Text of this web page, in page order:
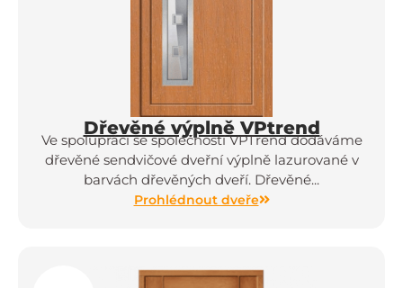
Dřevěné výplně VPtrend
Ve spolupráci se společností VPTrend dodáváme
dřevěné sendvičové dveřní výplně lazurované v
barvách dřevěných dveří. Dřevěné...
Prohlédnout dveře